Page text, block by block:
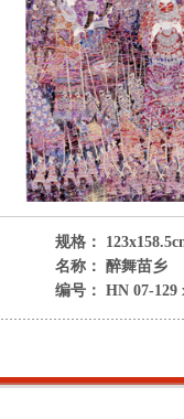
规格：
名称： 醉舞苗乡
编号： HN 07-129